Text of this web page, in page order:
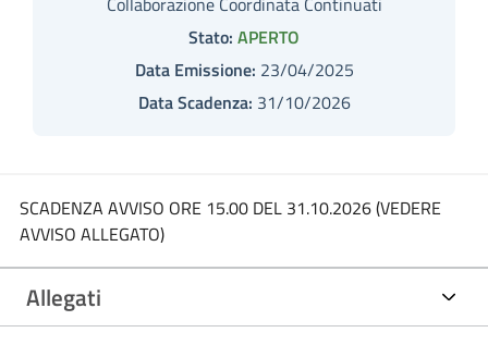
Stato: APERTO
Data Emissione: 23/04/2025
Data Scadenza: 31/10/2026
SCADENZA AVVISO ORE 15.00 DEL 31.10.2026 (VEDERE
AVVISO ALLEGATO)
Allegati